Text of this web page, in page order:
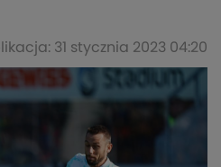
31 stycznia 2023 04:20